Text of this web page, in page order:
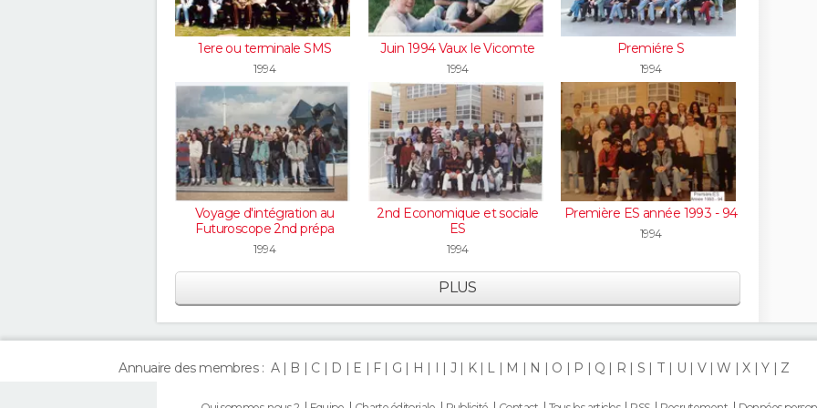
1ere ou terminale SMS
1994
Juin 1994 Vaux le Vicomte
1994
Premiére S
1994
Voyage d'intégration au
Futuroscope 2nd prépa
1994
2nd Economique et sociale
ES
1994
Première ES année 1993 - 94
1994
PLUS
Annuaire des membres : A B C D E F G H I J K L M N O P Q R S T U V W X Y Z